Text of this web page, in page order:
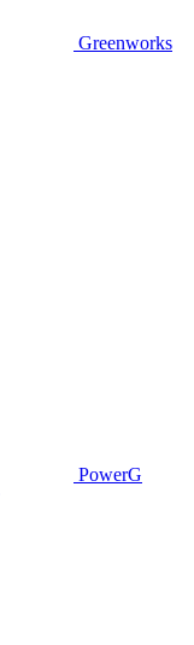
Greenworks
PowerG